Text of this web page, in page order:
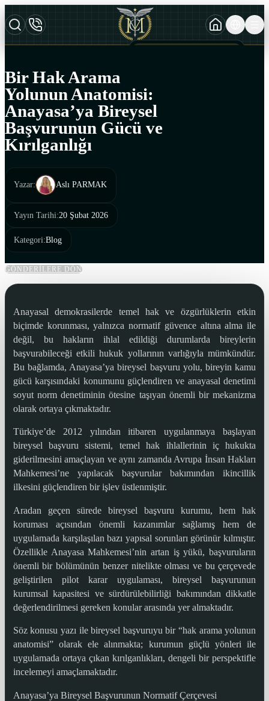
ENGLISH
Bir Hak Arama
Yolunun Anatomisi:
Anayasa’ya Bireysel
Başvurunun Gücü ve
Kırılganlığı
Yazar: Aslı PARMAK
Yayın Tarihi:20 Şubat 2026
Kategori:Blog
GÖNDERİLERE DÖN
Anayasal demokrasilerde temel hak ve özgürlüklerin etkin
biçimde korunması, yalnızca normatif güvence altına alma ile
değil, bu hakların ihlal edildiği durumlarda bireylerin
başvurabileceği etkili hukuk yollarının varlığıyla mümkündür.
Bu bağlamda, Anayasa’ya bireysel başvuru yolu, bireyin kamu
gücü karşısındaki konumunu güçlendiren ve anayasal denetimi
soyut norm denetiminin ötesine taşıyan önemli bir mekanizma
olarak ortaya çıkmaktadır.
Türkiye’de 2012 yılından itibaren uygulanmaya başlayan
bireysel başvuru sistemi, temel hak ihlallerinin iç hukukta
giderilmesini amaçlayan ve aynı zamanda Avrupa İnsan Hakları
Mahkemesi’ne yapılacak başvurular bakımından ikincillik
ilkesini güçlendiren bir işlev üstlenmiştir.
Aradan geçen sürede bireysel başvuru kurumu, hem hak
koruması açısından önemli kazanımlar sağlamış hem de
uygulamada karşılaşılan bazı yapısal sorunları görünür kılmıştır.
Özellikle Anayasa Mahkemesi’nin artan iş yükü, başvuruların
önemli bir bölümünün benzer nitelikte olması ve bu çerçevede
geliştirilen pilot karar uygulaması, bireysel başvurunun
kurumsal kapasitesi ve sürdürülebilirliği bakımından dikkatle
değerlendirilmesi gereken konular arasında yer almaktadır.
Söz konusu yazı ile bireysel başvuruyu bir “hak arama yolunun
anatomisi” olarak ele alınmakta; kurumun güçlü yönleri ile
uygulamada ortaya çıkan kırılganlıkları, dengeli bir perspektifle
incelemeyi amaçlamaktadır.
Anayasa’ya Bireysel Başvurunun Normatif Çerçevesi